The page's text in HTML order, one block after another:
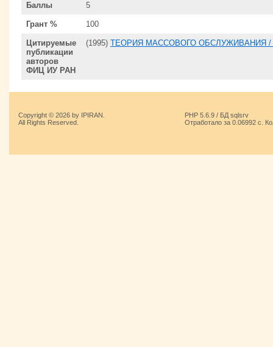
Баллы 5
Грант % 100
Цитируемые
публикации
авторов
ФИЦ ИУ РАН
(1995) ТЕОРИЯ МАССОВОГО ОБСЛУЖИВАНИЯ /
Copyright © 2026 by IPIRAN.
All Rights Reserved.
PHP 5.6.9 / БД sqlsrv
Отработало за 0.06992 с.